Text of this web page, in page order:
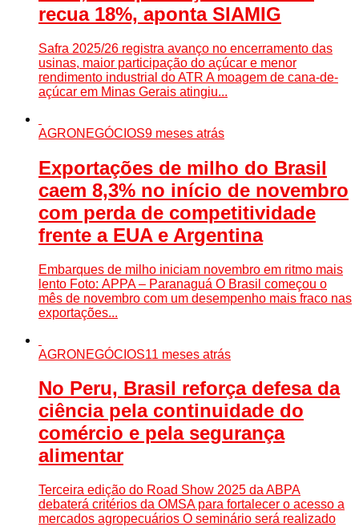
recua 18%, aponta SIAMIG
Safra 2025/26 registra avanço no encerramento das
usinas, maior participação do açúcar e menor
rendimento industrial do ATR A moagem de cana-de-
açúcar em Minas Gerais atingiu...
AGRONEGÓCIOS9 meses atrás
Exportações de milho do Brasil
caem 8,3% no início de novembro
com perda de competitividade
frente a EUA e Argentina
Embarques de milho iniciam novembro em ritmo mais
lento Foto: APPA – Paranaguá O Brasil começou o
mês de novembro com um desempenho mais fraco nas
exportações...
AGRONEGÓCIOS11 meses atrás
No Peru, Brasil reforça defesa da
ciência pela continuidade do
comércio e pela segurança
alimentar
Terceira edição do Road Show 2025 da ABPA
debaterá critérios da OMSA para fortalecer o acesso a
mercados agropecuários O seminário será realizado